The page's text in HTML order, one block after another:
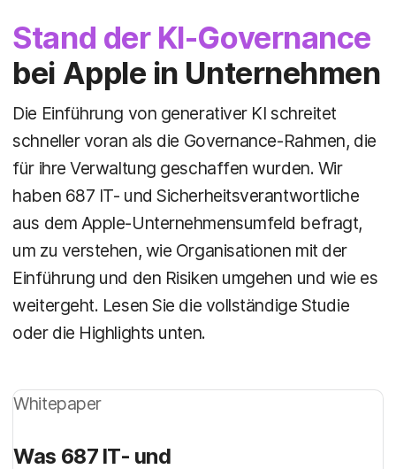
Stand der KI-Governance
bei Apple in Unternehmen
Die Einführung von generativer KI schreitet
schneller voran als die Governance-Rahmen, die
für ihre Verwaltung geschaffen wurden. Wir
haben 687 IT- und Sicherheitsverantwortliche
aus dem Apple-Unternehmensumfeld befragt,
um zu verstehen, wie Organisationen mit der
Einführung und den Risiken umgehen und wie es
weitergeht. Lesen Sie die vollständige Studie
oder die Highlights unten.
Whitepaper
Was 687 IT- und